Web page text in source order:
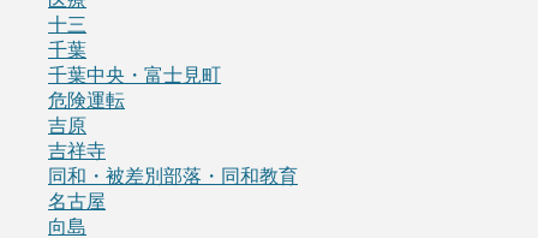
十三
千葉
千葉中央・富士見町
危険運転
吉原
吉祥寺
同和・被差別部落・同和教育
名古屋
向島